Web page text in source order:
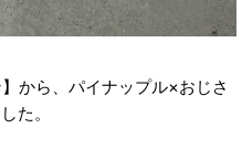
から、パイナップル×おじさ
た。